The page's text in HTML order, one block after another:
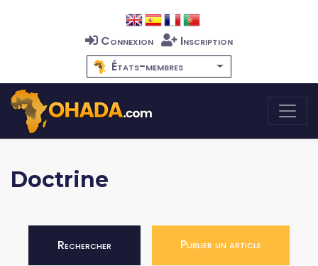
Connexion
Inscription
États-membres
Doctrine
Rechercher Publier un article